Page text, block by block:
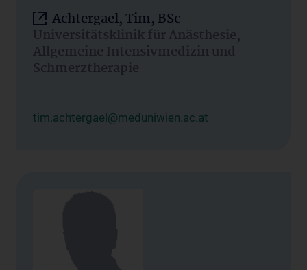
Achtergael, Tim, BSc
Universitätsklinik für Anästhesie,
Allgemeine Intensivmedizin und
Schmerztherapie
tim.achtergael@meduniwien.ac.at